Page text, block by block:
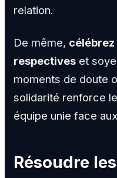
relation.
De même,
respectives et
moments de doute
solidarité renforce
équipe unie face
Résoudre